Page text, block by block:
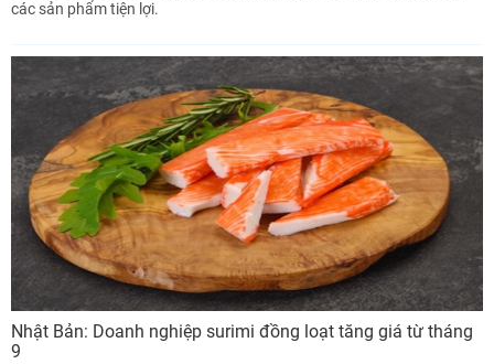
các sản phẩm tiện lợi.
Nhật Bản: Doanh nghiệp surimi đồng loạt tăng giá từ tháng
9